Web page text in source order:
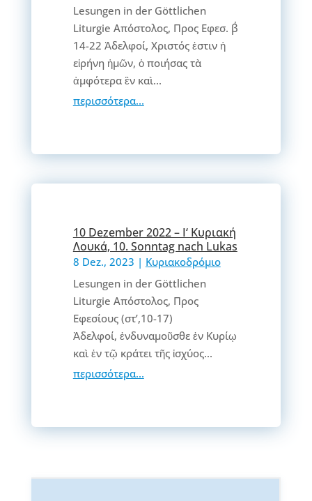
Lesungen in der Göttlichen
Liturgie Απόστολος, Προς Εφεσ. β΄
14-22 Ἀδελφοί, Χριστός ἐστιν ἡ
εἰρήνη ἡμῶν, ὁ ποιήσας τὰ
ἀμφότερα ἓν καὶ...
περισσότερα...
10 Dezember 2022 – Ι‘ Κυριακή
Λουκά, 10. Sonntag nach Lukas
8 Dez., 2023 | Κυριακοδρόμιο
Lesungen in der Göttlichen
Liturgie Απόστολος, Προς
Εφεσίους (στ’,10-17)
Ἀδελφοί, ἐνδυναμοῦσθε ἐν Κυρίῳ
καὶ ἐν τῷ κράτει τῆς ἰσχύος...
περισσότερα...